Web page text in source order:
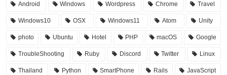
Android Windows Wordpress Chrome Travel
Windows10 OSX Windows11 Atom Unity
photo Ubuntu Hotel PHP macOS Google
TroubleShooting Ruby Discord Twitter Linux
Thailand Python SmartPhone Rails JavaScript